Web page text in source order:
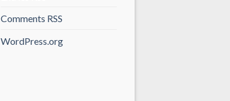
Comments RSS
WordPress.org